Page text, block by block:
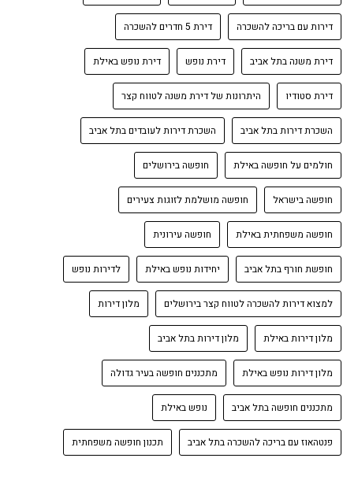
דירות עם בריכה להשכרה דירת 5 חדרים להשכרה
דירת משנה בתל אביב דירת נופש דירת נופש באילת
דירת סטודיו היתרונות של דירת משנה לטווח קצר
השכרת דירות בתל אביב השכרת דירות לעובדים בתל אביב
חולמים על חופשה באילת חופשה בירושלים
חופשה בישראל חופשה מושלמת לזוגות צעירים
חופשה משפחתית באילת חופשה עירונית
חופשת חורף בתל אביב יחידות נופש באילת לדירות נופש
למצוא דירות להשכרה לטווח קצר בירושלים מלון דירות
מלון דירות באילת מלון דירות בתל אביב
מלון דירות נופש באילת מתכננים חופשה בעיר גדולה
מתכננים חופשה בתל אביב נופש באילת
פנטהאוז עם בריכה להשכרה בתל אביב תכנון חופשה משפחתית